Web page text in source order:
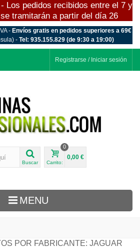
Los pedidos recibidos entre el 7 y
tramitarán a partir del día 26
- Envíos gratis en pedidos superiores a 69€
- Tel: 935.155.829 (de 9:30 a 19:00)
Registrarse / Iniciar sesión
Buscar Carrito:
0
0,00 €
MENU
POR FABRICANTE: JAGUAR